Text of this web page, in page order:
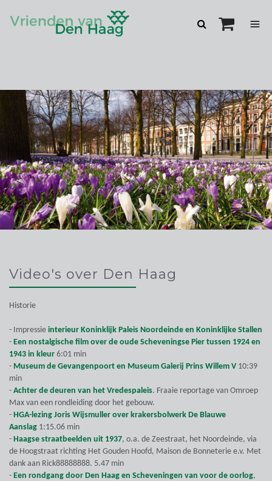
Zoeken
Video's over Den Haag
Historie
- Impressie interieur Koninklijk Paleis Noordeinde en Koninklijke Stallen
- Een nostalgische film over de oude Scheveningse Pier tussen 1924 en
1943 in kleur 6:01 min
- Museum de Gevangenpoort en Museum Galerij Prins Willem V 10:39
min
- Achter de deuren van het Vredespaleis. Fraaie reportage van Omroep
Max van een rondleiding door het gebouw.
- HGA-lezing Joris Wijsmuller over krakersbolwerk De Blauwe
Aanslag 1:15.06 min
- Haagse straatbeelden uit 1937, o.a. de Zeestraat, het Noordeinde, via
de Hoogstraat richting Het Gouden Hoofd, Maison de Bonneterie e.v. Met
dank aan Rick88888888. 5.47 min
- Een rondgang door Den Haag en Scheveningen van voor de oorlog,